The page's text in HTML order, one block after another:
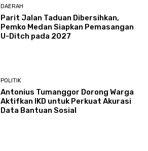
DAERAH
Parit Jalan Taduan Dibersihkan,
Pemko Medan Siapkan Pemasangan
U-Ditch pada 2027
POLITIK
Antonius Tumanggor Dorong Warga
Aktifkan IKD untuk Perkuat Akurasi
Data Bantuan Sosial